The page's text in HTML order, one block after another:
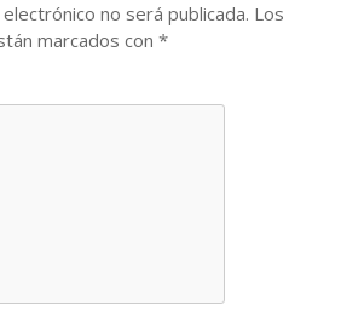
no será publicada. Los
marcados con *